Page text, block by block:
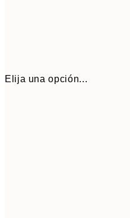
Elija una opción...